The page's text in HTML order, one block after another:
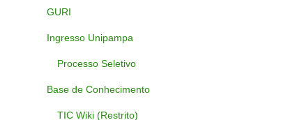
GURI
Ingresso Unipampa
Processo Seletivo
Base de Conhecimento
TIC Wiki (Restrito)